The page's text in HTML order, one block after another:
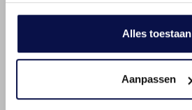
Alles toestaan
Aanpassen